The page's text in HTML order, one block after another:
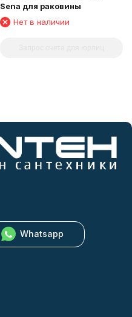
Sena для раковины
Нет в наличии
Whatsapp